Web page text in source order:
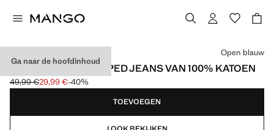
Ga naar de hoofdinhoud
REGULAR FIT CROPPED JEANS VAN 100% KATOEN
Oorspronkelijke prijs doorgehaald [49,99 € ]
49,99 €
Huidige prijs [29,99 € ]
29,99 €-40%
Kies een kleur
Open blauw
TOEVOEGEN